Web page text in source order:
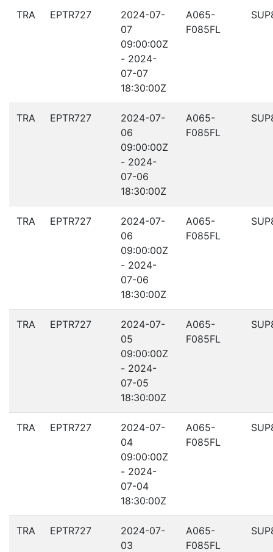
TRA EPTR727
2024-07-
07
09:00:00Z
- 2024-
07-07
18:30:00Z
A065-
F085FL
TRA EPTR727
2024-07-
06
09:00:00Z
- 2024-
07-06
18:30:00Z
A065-
F085FL
TRA EPTR727
2024-07-
06
09:00:00Z
- 2024-
07-06
18:30:00Z
A065-
F085FL
TRA EPTR727
2024-07-
05
09:00:00Z
- 2024-
07-05
18:30:00Z
A065-
F085FL
TRA EPTR727
2024-07-
04
09:00:00Z
- 2024-
07-04
18:30:00Z
A065-
F085FL
TRA EPTR727
2024-07-
03
A065-
F085FL